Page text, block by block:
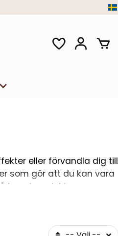
eller förvandla dig till
som gör att du kan vara
har vi produkterna som
looken.